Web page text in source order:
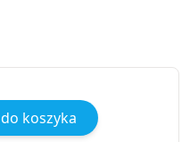
koszyka